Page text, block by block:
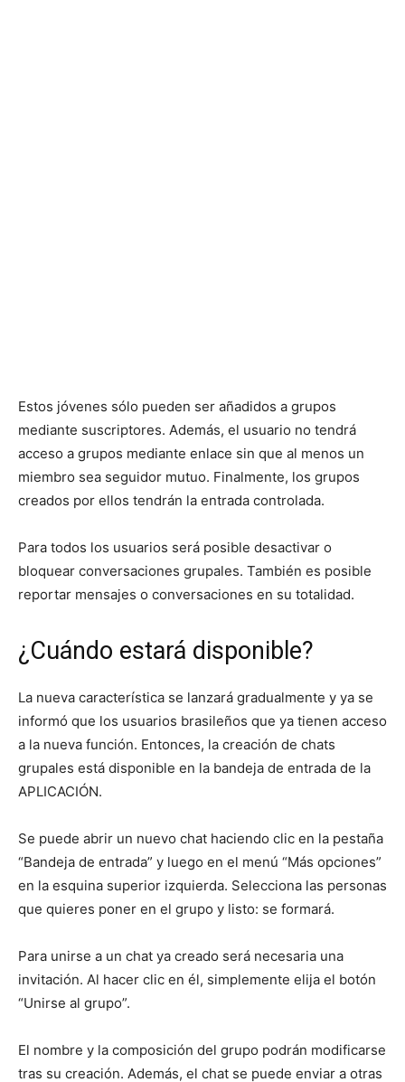
Estos jóvenes sólo pueden ser añadidos a grupos
mediante suscriptores. Además, el usuario no tendrá
acceso a grupos mediante enlace sin que al menos un
miembro sea seguidor mutuo. Finalmente, los grupos
creados por ellos tendrán la entrada controlada.
Para todos los usuarios será posible desactivar o
bloquear conversaciones grupales. También es posible
reportar mensajes o conversaciones en su totalidad.
¿Cuándo estará disponible?
La nueva característica se lanzará gradualmente y ya se
informó que los usuarios brasileños que ya tienen acceso
a la nueva función. Entonces, la creación de chats
grupales está disponible en la bandeja de entrada de la
APLICACIÓN.
Se puede abrir un nuevo chat haciendo clic en la pestaña
“Bandeja de entrada” y luego en el menú “Más opciones”
en la esquina superior izquierda. Selecciona las personas
que quieres poner en el grupo y listo: se formará.
Para unirse a un chat ya creado será necesaria una
invitación. Al hacer clic en él, simplemente elija el botón
“Unirse al grupo”.
El nombre y la composición del grupo podrán modificarse
tras su creación. Además, el chat se puede enviar a otras